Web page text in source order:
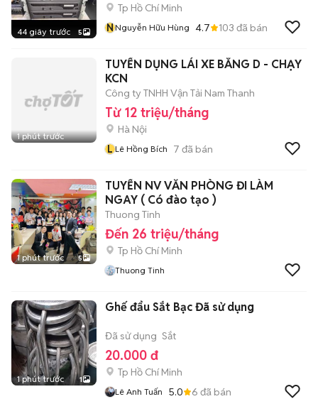
44 giây trước 5
Tp Hồ Chí Minh
NNguyễn Hữu Hùng 4.7 103 đã bán
1 phút trước
TUYỂN DỤNG LÁI XE BẰNG D - CHẠY
KCN
Công ty TNHH Vận Tải Nam Thanh
Từ 12 triệu/tháng
Hà Nội
L Lê Hồng Bích 7 đã bán
1 phút trước 5
TUYỂN NV VĂN PHÒNG ĐI LÀM
NGAY ( Có đào tạo )
Thuong Tinh
Đến 26 triệu/tháng
Tp Hồ Chí Minh
Thuong Tinh
1 phút trước 1
Ghế đẩu Sắt Bạc Đã sử dụng
Đã sử dụng Sắt
20.000 đ
Tp Hồ Chí Minh
Lê Anh Tuấn 5.0 6 đã bán